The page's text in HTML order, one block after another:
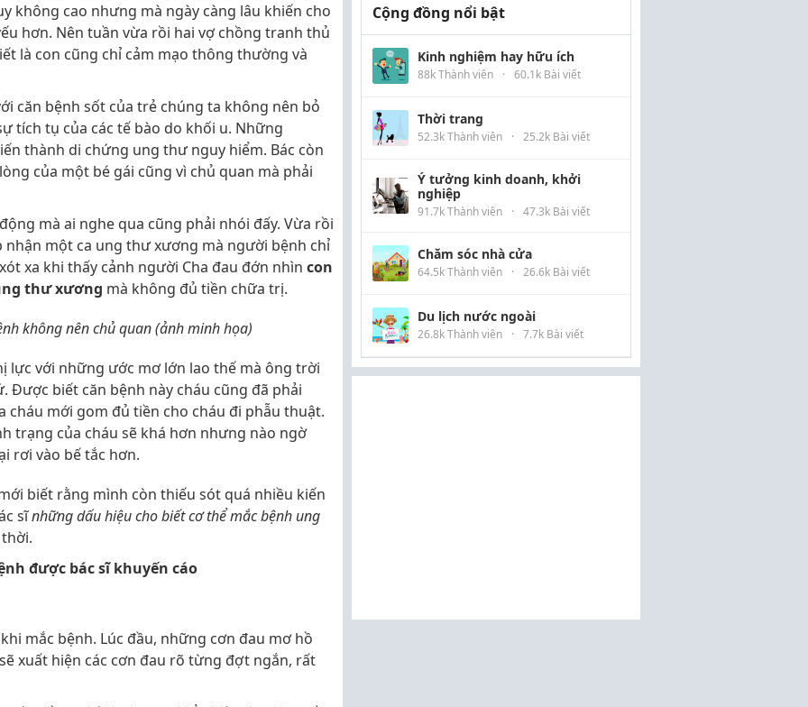
không cao nhưng mà ngày càng lâu khiến cho
hơn. Nên tuần vừa rồi hai vợ chồng tranh thủ
là con cũng chỉ cảm mạo thông thường và
căn bệnh sốt của trẻ chúng ta không nên bỏ
tích tụ của các tế bào do khối u. Những
thành di chứng ung thư nguy hiểm. Bác còn
của một bé gái cũng vì chủ quan mà phải
mà ai nghe qua cũng phải nhói đấy. Vừa rồi
một ca ung thư xương mà người bệnh chỉ
xa khi thấy cảnh người Cha đau đớn nhìn con
thư xương mà không đủ tiền chữa trị.
không nên chủ quan (ảnh minh họa)
lực với những ước mơ lớn lao thế mà ông trời
Được biết căn bệnh này cháu cũng đã phải
cháu mới gom đủ tiền cho cháu đi phẫu thuật.
trạng của cháu sẽ khá hơn nhưng nào ngờ
rơi vào bế tắc hơn.
biết rằng mình còn thiếu sót quá nhiều kiến
sĩnhững dấu hiệu cho biết cơ thể mắc bệnh ung
được bác sĩ khuyến cáo
mắc bệnh. Lúc đầu, những cơn đau mơ hồ
xuất hiện các cơn đau rõ từng đợt ngắn, rất
Cộng đồng nổi bật
Kinh nghiệm hay hữu ích
88k Thành viên · 60.1k Bài viết
Thời trang
52.3k Thành viên · 25.2k Bài viết
Ý tưởng kinh doanh, khởi
nghiệp
91.7k Thành viên · 47.3k Bài viết
Chăm sóc nhà cửa
64.5k Thành viên · 26.6k Bài viết
Du lịch nước ngoài
26.8k Thành viên · 7.7k Bài viết